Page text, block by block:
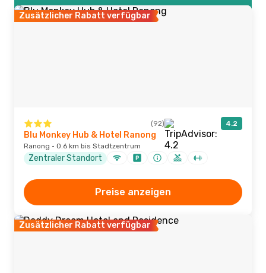
Zusätzlicher Rabatt verfügbar
(92) 4.2
Blu Monkey Hub & Hotel Ranong
Ranong · 0.6 km bis Stadtzentrum
Zentraler Standort
Preise anzeigen
Zusätzlicher Rabatt verfügbar